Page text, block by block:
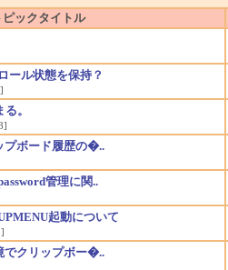
ピックタイトル
ール状態を保持？
。
プボード履歴の�..
管理に関..
起動について
でクリップボー�..